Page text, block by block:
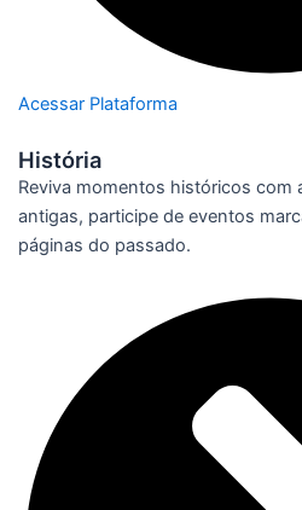
Acessar Plataforma
História
Reviva momentos históricos com
antigas, participe de eventos
páginas do passado.